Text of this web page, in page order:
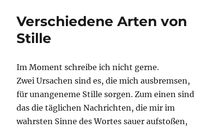
Verschiedene Arten von
Stille
Im Moment schreibe ich nicht gerne.
Zwei Ursachen sind es, die mich ausbremsen,
für unangeneme Stille sorgen. Zum einen sind
das die täglichen Nachrichten, die mir im
wahrsten Sinne des Wortes sauer aufstoßen,